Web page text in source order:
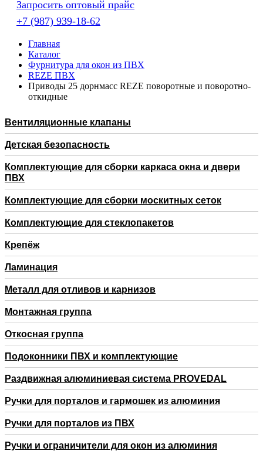
Запросить оптовый прайс
+7 (987) 939-18-62
Главная
Каталог
Фурнитура для окон из ПВХ
REZE ПВХ
Приводы 25 дорнмасс REZE поворотные и поворотно-
откидные
Вентиляционные клапаны
Детская безопасность
Комплектующие для сборки каркаса окна и двери
ПВХ
Комплектующие для сборки москитных сеток
Комплектующие для стеклопакетов
Крепёж
Ламинация
Металл для отливов и карнизов
Монтажная группа
Откосная группа
Подоконники ПВХ и комплектующие
Раздвижная алюминиевая система PROVEDAL
Ручки для порталов и гармошек из алюминия
Ручки для порталов из ПВХ
Ручки и ограничители для окон из алюминия